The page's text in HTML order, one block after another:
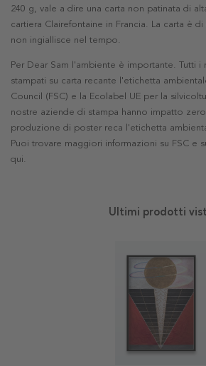
240 g, vale a dire una carta non patinata di
cartiera Clairefontaine in Francia. La carta è
non ingiallisce nel tempo.
Per Dear Sam l'ambiente è importante. Tutti
stampati su carta recante l'etichetta
Council (FSC) e la Ecolabel UE per la
nostre aziende di stampa hanno impatto
produzione di poster reca l'etichetta
Puoi trovare maggiori informazioni su FSC e
qui.
Ultimi prodotti